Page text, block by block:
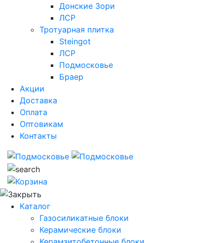
Донские Зори
ЛСР
Тротуарная плитка
Steingot
ЛСР
Подмосковье
Браер
Акции
Доставка
Оплата
Оптовикам
Контакты
Каталог
Газосиликатные блоки
Керамические блоки